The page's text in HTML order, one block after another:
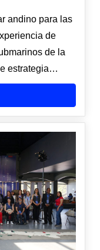
andino para las
de
de la
estrategia…